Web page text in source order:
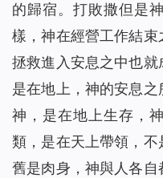
的歸宿。打敗撒但是
樣，神在經營工作結
拯救進入安息之中也
是在地上，神的安息
神，是在地上生存，
類，是在天上帶領，
舊是肉身，神與人各